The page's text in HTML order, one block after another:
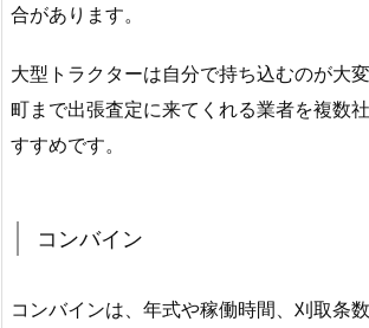
合があります。
大型トラクターは自分で持ち込むのが大
町まで出張査定に来てくれる業者を複数
すすめです。
コンバイン
コンバインは、年式や稼働時間、刈取条